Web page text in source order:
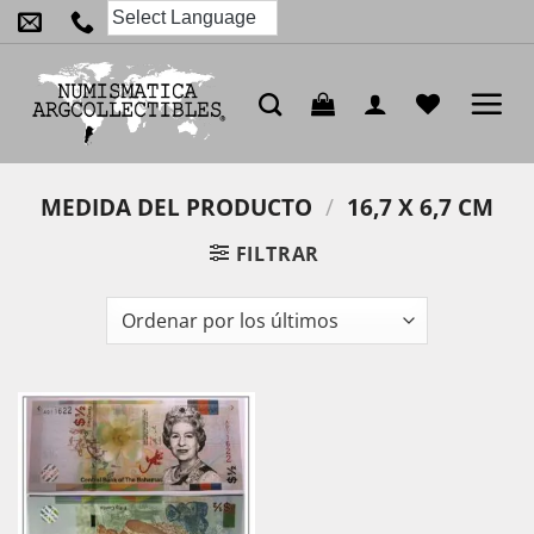
Saltar
al
contenido
MEDIDA DEL PRODUCTO / 16,7 X 6,7 CM
FILTRAR